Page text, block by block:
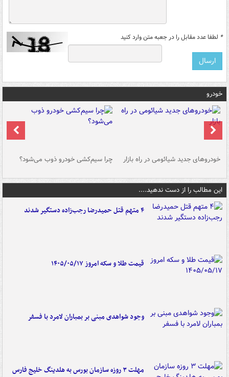
* لطفا عدد مقابل را در جعبه متن وارد کنید
خودرو
خودروهای جدید شیائومی در راه بازار چرا سیم‌کشی خودرو ذوب می‌شود؟
این مطالب را از دست ندهید....
۴ متهم قتل حمیدرضا رجب‌زاده دستگیر شدند
قیمت طلا و سکه امروز ۱۴۰۵/۰۵/۱۷
وجود شواهدی مبنی بر بمباران لامرد با فسفر
مهلت ۳ روزه سازمان بورس به هلدینگ خلیج فارس